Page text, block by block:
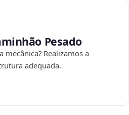
Pesado
Realizamos a
adequada.